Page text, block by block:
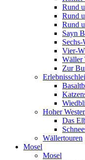
Rund
Rund
Rund
Sayn
Vier-
Wäller
Zur
Hoher
Das
Wällertouren
Mosel
Mosel